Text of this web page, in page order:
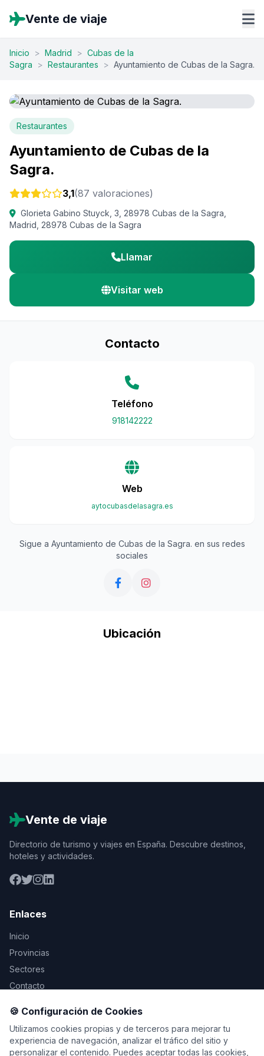
Vente de viaje
Inicio > Madrid > Cubas de la
Sagra
> Restaurantes > Ayuntamiento de Cubas de la Sagra.
Restaurantes
Ayuntamiento de Cubas de la
Sagra.
3,1(87 valoraciones)
Glorieta Gabino Stuyck, 3, 28978 Cubas de la Sagra,
Madrid, 28978 Cubas de la Sagra
Llamar
Visitar web
Contacto
Teléfono
918142222
Web
aytocubasdelasagra.es
Sigue a Ayuntamiento de Cubas de la Sagra. en sus redes
sociales
Ubicación
Vente de viaje
Directorio de turismo y viajes en España. Descubre destinos,
hoteles y actividades.
Enlaces
Inicio
Provincias
Sectores
Contacto
Legal
Aviso Legal
🍪 Configuración de Cookies
Utilizamos cookies propias y de terceros para mejorar tu
experiencia de navegación, analizar el tráfico del sitio y
personalizar el contenido. Puedes aceptar todas las cookies,